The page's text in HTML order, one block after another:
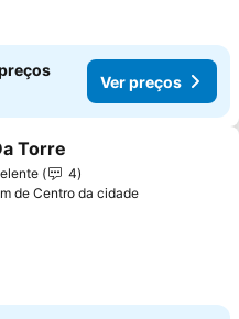
Ver preços
aos favoritos
Torre
4
de Centro da cidade